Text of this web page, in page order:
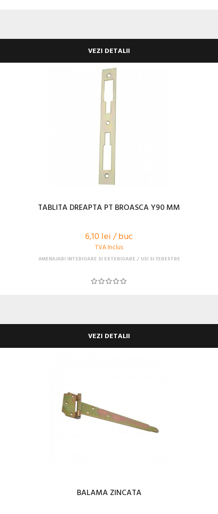
VEZI DETALII
TABLITA DREAPTA PT BROASCA Y90 MM
6,10 lei / buc
TVA Inclus
AMENAJARI INTERIOARE SI EXTERIOARE USI SI FERESTRE
VEZI DETALII
BALAMA ZINCATA